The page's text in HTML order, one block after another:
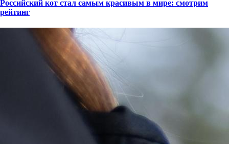
Российский кот стал самым красивым в мире: смотрим
рейтинг